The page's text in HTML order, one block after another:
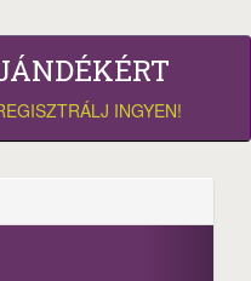
INGYEN!